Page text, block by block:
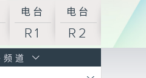
电台
R1
电台
R2
道